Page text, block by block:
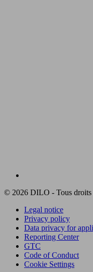
© 2026 DILO - Tous droits
Legal notice
Privacy policy
Data privacy for
Reporting Center
GTC
Code of Conduct
Cookie Settings